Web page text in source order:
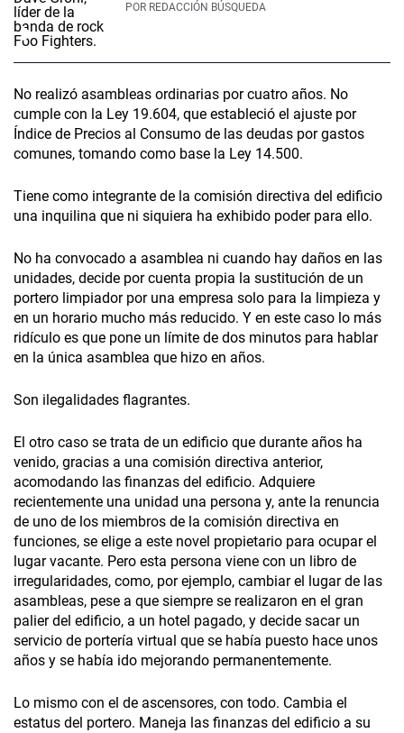
POR REDACCIÓN BÚSQUEDA
No realizó asambleas ordinarias por cuatro años. No
cumple con la Ley 19.604, que estableció el ajuste por
Índice de Precios al Consumo de las deudas por gastos
comunes, tomando como base la Ley 14.500.
Tiene como integrante de la comisión directiva del edificio
una inquilina que ni siquiera ha exhibido poder para ello.
No ha convocado a asamblea ni cuando hay daños en las
unidades, decide por cuenta propia la sustitución de un
portero limpiador por una empresa solo para la limpieza y
en un horario mucho más reducido. Y en este caso lo más
ridículo es que pone un límite de dos minutos para hablar
en la única asamblea que hizo en años.
Son ilegalidades flagrantes.
El otro caso se trata de un edificio que durante años ha
venido, gracias a una comisión directiva anterior,
acomodando las finanzas del edificio. Adquiere
recientemente una unidad una persona y, ante la renuncia
de uno de los miembros de la comisión directiva en
funciones, se elige a este novel propietario para ocupar el
lugar vacante. Pero esta persona viene con un libro de
irregularidades, como, por ejemplo, cambiar el lugar de las
asambleas, pese a que siempre se realizaron en el gran
palier del edificio, a un hotel pagado, y decide sacar un
servicio de portería virtual que se había puesto hace unos
años y se había ido mejorando permanentemente.
Lo mismo con el de ascensores, con todo. Cambia el
estatus del portero. Maneja las finanzas del edificio a su